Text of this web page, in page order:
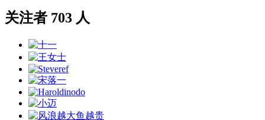
关注者 703 人